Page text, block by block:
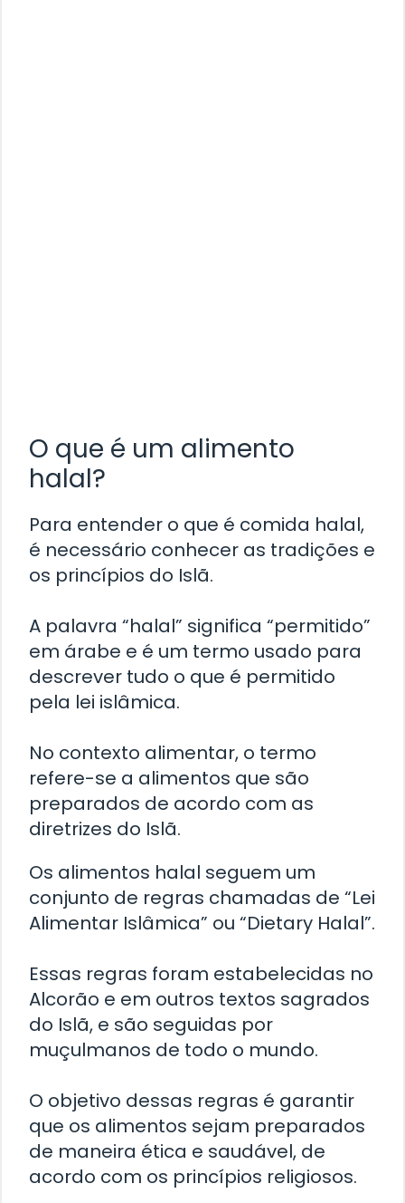
O que é um alimento
halal?
Para entender o que é comida halal,
é necessário conhecer as tradições e
os princípios do Islã.
A palavra “halal” significa “permitido”
em árabe e é um termo usado para
descrever tudo o que é permitido
pela lei islâmica.
No contexto alimentar, o termo
refere-se a alimentos que são
preparados de acordo com as
diretrizes do Islã.
Os alimentos halal seguem um
conjunto de regras chamadas de “Lei
Alimentar Islâmica” ou “Dietary Halal”.
Essas regras foram estabelecidas no
Alcorão e em outros textos sagrados
do Islã, e são seguidas por
muçulmanos de todo o mundo.
O objetivo dessas regras é garantir
que os alimentos sejam preparados
de maneira ética e saudável, de
acordo com os princípios religiosos.